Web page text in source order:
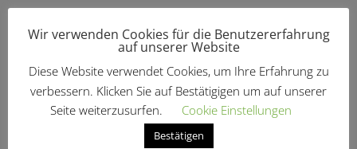
Schimmelspray 500ml
Wir verwenden Cookies für die Benutzererfahrung
auf unserer Website
Diese Website verwendet Cookies, um Ihre Erfahrung zu
verbessern. Klicken Sie auf Bestätigigen um auf unserer
Seite weiterzusurfen.
Cookie Einstellungen
Bestätigen